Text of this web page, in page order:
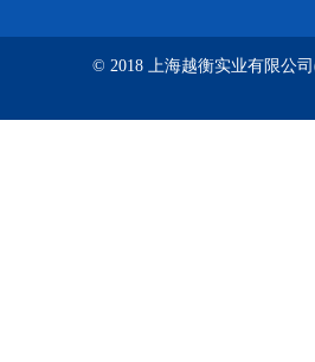
© 2018 上海越衡实业有限公